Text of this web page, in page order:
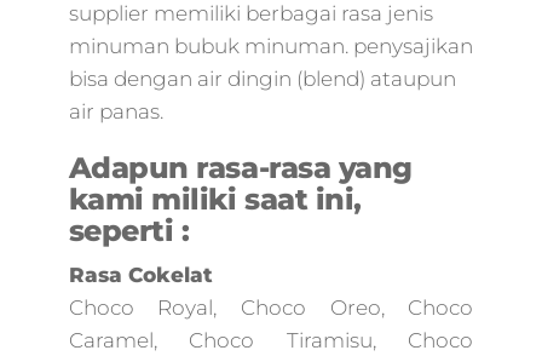
digital
marketing,digital
marketing
page,digital
personas,taktik
digital
marketing,umkm
supplier memiliki berbagai rasa jenis
minuman bubuk minuman. penysajikan
bisa dengan air dingin (blend) ataupun
air panas.
Adapun rasa-rasa yang
kami miliki saat ini,
seperti :
Rasa Cokelat
Choco Royal, Choco Oreo, Choco
Caramel, Choco Tiramisu, Choco